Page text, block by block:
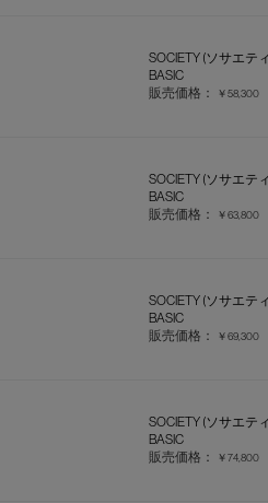
SOCIETY (ソサエテ
BASIC
販売価格：
￥58,300
SOCIETY (ソサエテ
BASIC
販売価格：
￥63,800
SOCIETY (ソサエテ
BASIC
販売価格：
￥69,300
SOCIETY (ソサエテ
BASIC
販売価格：
￥74,800